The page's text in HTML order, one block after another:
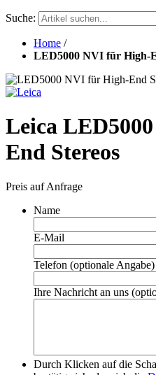
Suche:
Home /
LED5000 NVI für High-
Leica
End Stereos
Preis auf Anfrage
Name
E-Mail
Telefon (optionale Angabe)
Ihre Nachricht an uns
Durch Klicken auf die